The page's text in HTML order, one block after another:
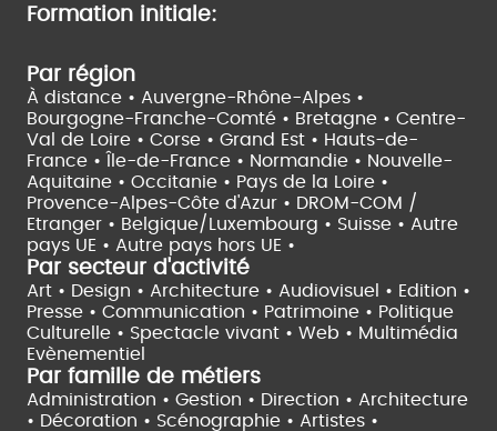
Formation initiale:
Par région
À distance • Auvergne-Rhône-Alpes •
Bourgogne-Franche-Comté • Bretagne • Centre-
Val de Loire • Corse • Grand Est • Hauts-de-
France •
Île-de-France • Normandie • Nouvelle-
Aquitaine • Occitanie • Pays de la Loire •
Provence-Alpes-Côte d'Azur • DROM-COM /
Etranger • Belgique/Luxembourg • Suisse • Autre
pays UE • Autre pays hors UE •
Par secteur d'activité
Art • Design • Architecture • Audiovisuel • Edition •
Presse • Communication • Patrimoine • Politique
Culturelle • Spectacle vivant • Web • Multimédia
Evènementiel
Par famille de métiers
Administration • Gestion • Direction • Architecture
• Décoration • Scénographie • Artistes •